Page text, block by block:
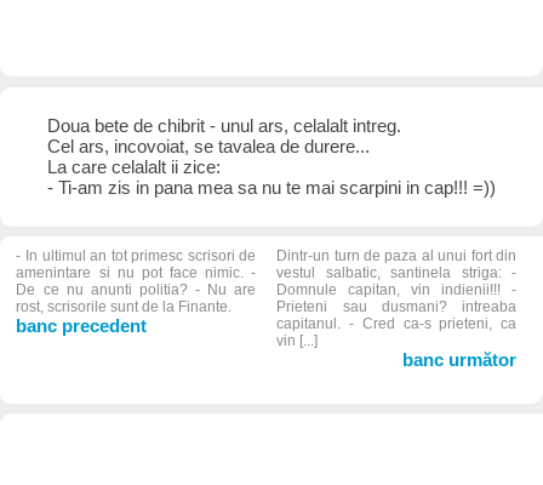
Doua bete de chibrit - unul ars, celalalt intreg.
Cel ars, incovoiat, se tavalea de durere...
La care celalalt ii zice:
- Ti-am zis in pana mea sa nu te mai scarpini in cap!!! =))
- In ultimul an tot primesc scrisori de
amenintare si nu pot face nimic. -
De ce nu anunti politia? - Nu are
rost, scrisorile sunt de la Finante.
banc precedent
Dintr-un turn de paza al unui fort din
vestul salbatic, santinela striga: -
Domnule capitan, vin indienii!!! -
Prieteni sau dusmani? intreaba
capitanul. - Cred ca-s prieteni, ca
vin [...]
banc următor